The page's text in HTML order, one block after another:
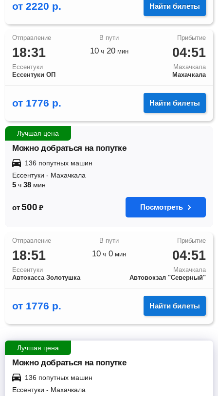
от 2220 р. Найти билеты
18:31
Ессентуки
Ессентуки ОП
04:51
Махачкала
Махачкала
10ч 20мин
от 1776 р. Найти билеты
Лучшая цена
Можно добраться на попутке
136 попутных машин
Ессентуки - Махачкала
5 ч 38 мин
от 500 ₽ Посмотреть
18:51
Ессентуки
Автокасса Золотушка
04:51
Махачкала
Автовокзал "Северный"
10 ч 0 мин
от 1776 р. Найти билеты
Лучшая цена
Можно добраться на попутке
136 попутных машин
Ессентуки - Махачкала